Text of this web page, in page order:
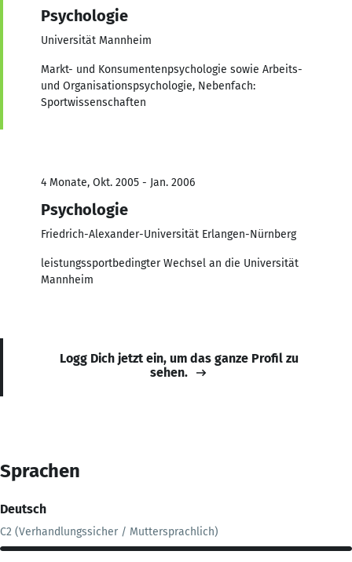
Psychologie
Universität Mannheim
Markt- und Konsumentenpsychologie sowie Arbeits-
und Organisationspsychologie, Nebenfach:
Sportwissenschaften
4 Monate, Okt. 2005 - Jan. 2006
Psychologie
Friedrich-Alexander-Universität Erlangen-Nürnberg
leistungssportbedingter Wechsel an die Universität
Mannheim
Logg Dich jetzt ein, um das ganze Profil zu
sehen.
Sprachen
Deutsch
C2 (Verhandlungssicher / Muttersprachlich)